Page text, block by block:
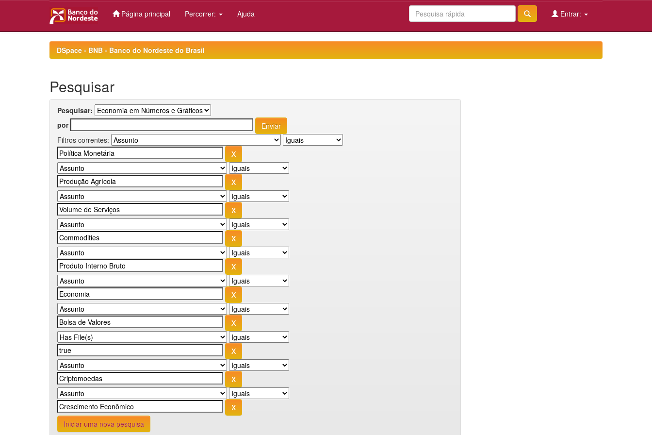
Página principal Percorrer: Ajuda Entrar:
DSpace - BNB - Banco do Nordeste do Brasil
Pesquisar
Pesquisar:
por
Filtros correntes:
Iniciar uma nova pesquisa